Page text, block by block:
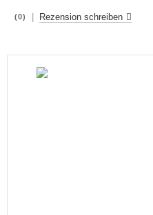
(0) Rezension schreiben